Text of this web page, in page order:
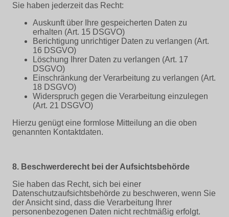
Sie haben jederzeit das Recht:
Auskunft über Ihre gespeicherten Daten zu
erhalten (Art. 15 DSGVO)
Berichtigung unrichtiger Daten zu verlangen (Art.
16 DSGVO)
Löschung Ihrer Daten zu verlangen (Art. 17
DSGVO)
Einschränkung der Verarbeitung zu verlangen (Art.
18 DSGVO)
Widerspruch gegen die Verarbeitung einzulegen
(Art. 21 DSGVO)
Hierzu genügt eine formlose Mitteilung an die oben
genannten Kontaktdaten.
8. Beschwerderecht bei der Aufsichtsbehörde
Sie haben das Recht, sich bei einer
Datenschutzaufsichtsbehörde zu beschweren, wenn Sie
der Ansicht sind, dass die Verarbeitung Ihrer
personenbezogenen Daten nicht rechtmäßig erfolgt.